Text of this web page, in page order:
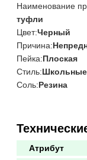
Наименование
туфли
Цвет:Черный
Причина:
Пейка:Плоская
Стиль:
Соль:Резина
Атрибут